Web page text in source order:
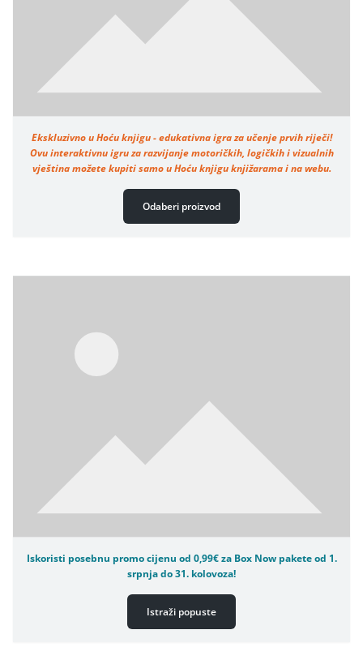
Ekskluzivno u Hoću knjigu - edukativna igra za učenje prvih riječi!
Ovu interaktivnu igru za razvijanje motoričkih, logičkih i vizualnih
vještina možete kupiti samo u Hoću knjigu knjižarama i na webu.
Odaberi proizvod
Iskoristi posebnu promo cijenu od 0,99€ za Box Now pakete od 1.
srpnja do 31. kolovoza!
Istraži popuste